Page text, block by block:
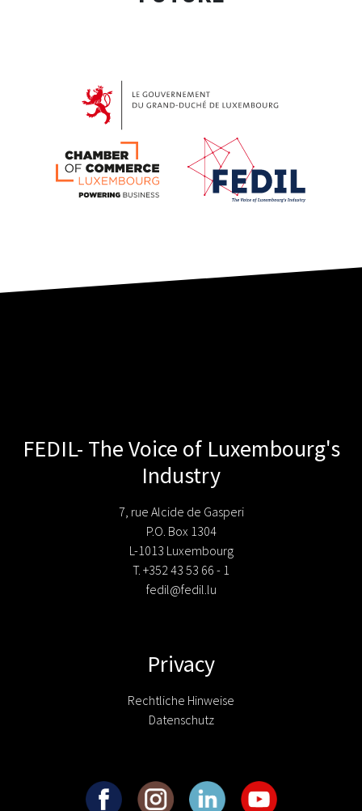
FEDIL- The Voice of Luxembourg's
Industry
7, rue Alcide de Gasperi
P.O. Box 1304
L-1013 Luxembourg
T. +352 43 53 66 - 1
fedil@fedil.lu
Privacy
Rechtliche Hinweise
Datenschutz